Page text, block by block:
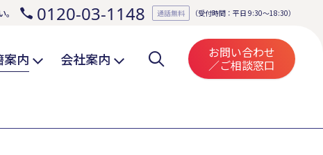
0120-03-1148 通話無料 （受付時間：平日 9:30～18:30）
案内 会社案内 お問い合わせ
／ご相談窓口